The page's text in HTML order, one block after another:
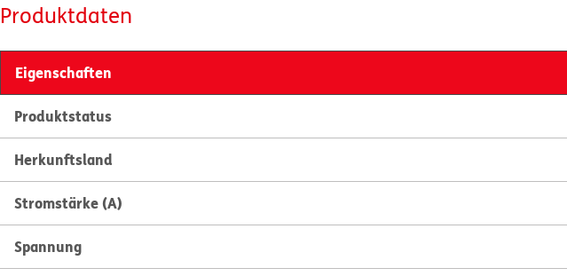
Produktdaten
Eigenschaften
Produktstatus
Herkunftsland
Stromstärke (A)
Spannung